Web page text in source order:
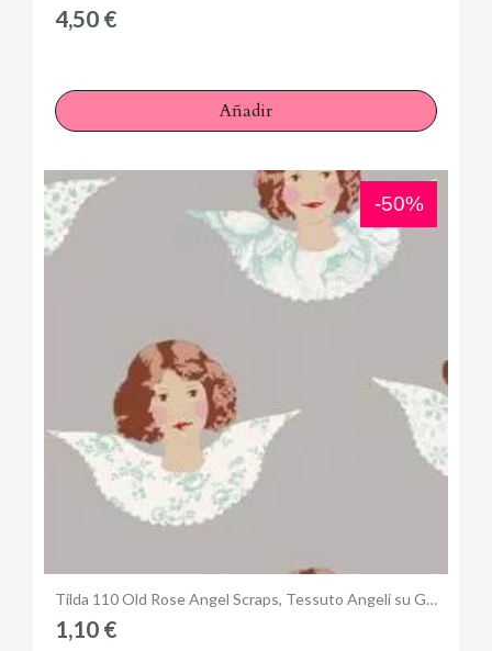
4,50 €
Añadir
Anteprima
-50%
Tilda 110 Old Rose Angel Scraps, Tessuto Angeli su Grigio
1,10 €